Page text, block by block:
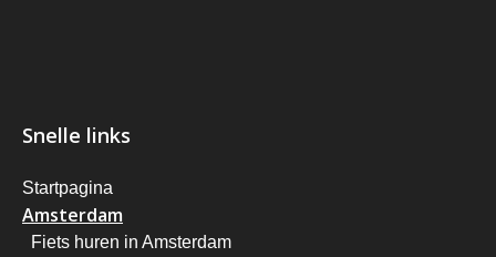
Snelle links
Startpagina
Amsterdam
Fiets huren in Amsterdam